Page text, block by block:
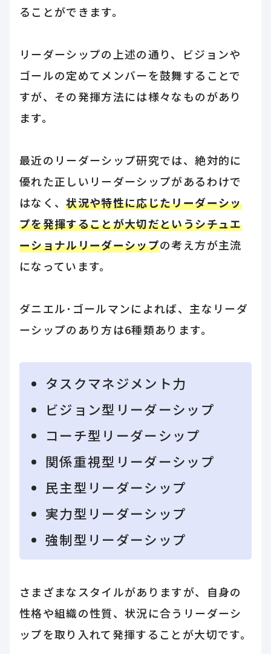
ることができます。
リーダーシップの上述の通り、ビジョンや
ゴールの定めてメンバーを鼓舞することで
すが、その発揮方法には様々なものがあり
ます。
最近のリーダーシップ研究では、絶対的に
優れた正しいリーダーシップがあるわけで
はなく、状況や特性に応じたリーダーシッ
プを発揮することが大切だというシチュエ
ーショナルリーダーシップの考え方が主流
になっています。
ダニエル･ゴールマンによれば、主なリーダ
ーシップのあり方は6種類あります。
タスクマネジメント力
ビジョン型リーダーシップ
コーチ型リーダーシップ
関係重視型リーダーシップ
民主型リーダーシップ
実力型リーダーシップ
強制型リーダーシップ
さまざまなスタイルがありますが、自身の
性格や組織の性質、状況に合うリーダーシ
ップを取り入れて発揮することが大切です。